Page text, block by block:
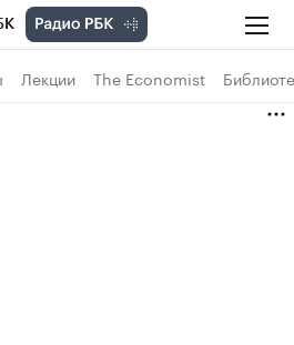
Лекции The Economist